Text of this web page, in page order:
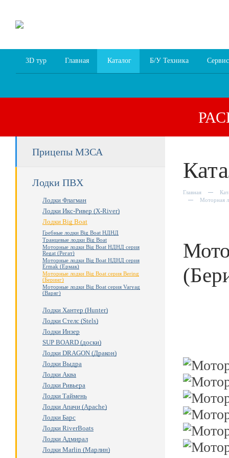
3D тур Главная Каталог Б/У Техника Сервис
Прицепы МЗСА
Лодки ПВХ
Лодки Флагман
Лодки Икс-Ривер (X-River)
Лодки Big Boat
Гребные лодки Big Boat НДНД
Транцевые лодки Big Boat
Моторные лодки Big Boat НДНД серия
Regat (Регат)
Моторные лодки Big Boat НДНД серия
Ermak (Ермак)
Моторные лодки Big Boat серия Bering
(Беринг)
Моторные лодки Big Boat серия Varyag
(Варяг)
Лодки Хантер (Hunter)
Лодки Стелс (Stels)
Лодки Инзер
SUP BOARD (доски)
Лодки DRAGON (Дракон)
Лодки Выдра
Лодки Аква
Лодки Ривьера
Лодки Таймень
Лодки Апачи (Apache)
Лодки Барс
Лодки RiverBoats
Лодки Адмирал
Лодки Marlin (Марлин)
Главная
Моторная